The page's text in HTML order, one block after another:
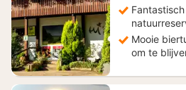
Mooie
om te